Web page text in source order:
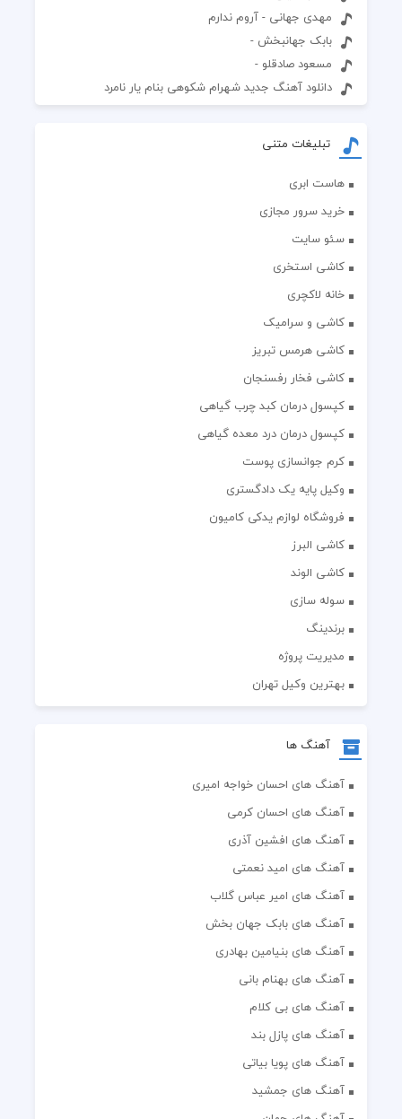
مهدی جهانی - آروم ندارم
بابک جهانبخش -
مسعود صادقلو -
دانلود آهنگ جدید شهرام شکوهی بنام یار نامرد
تبلیغات متنی
هاست ابری
خرید سرور مجازی
سئو سایت
کاشی استخری
خانه لاکچری
کاشی و سرامیک
کاشی هرمس تبریز
کاشی فخار رفسنجان
کپسول درمان کبد چرب گیاهی
کپسول درمان درد معده گیاهی
کرم جوانسازی پوست
وکیل پایه یک دادگستری
فروشگاه لوازم یدکی کامیون
کاشی البرز
کاشی الوند
سوله سازی
برندینگ
مدیریت پروژه
بهترین وکیل تهران
آهنگ ها
آهنگ های احسان خواجه امیری
آهنگ های احسان کرمی
آهنگ های افشین آذری
آهنگ های امید نعمتی
آهنگ های امیر عباس گلاب
آهنگ های بابک جهان بخش
آهنگ های بنیامین بهادری
آهنگ های بهنام بانی
آهنگ های بی کلام
آهنگ های پازل بند
آهنگ های پویا بیاتی
آهنگ های جمشید